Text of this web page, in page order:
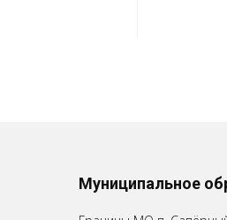
Муниципальное